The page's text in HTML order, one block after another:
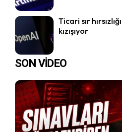
Ticari sır
kızışıyor
SON VİDEO